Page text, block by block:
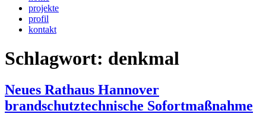
projekte
profil
kontakt
Schlagwort: denkmal
Neues Rathaus Hannover
brandschutztechnische Sofortmaßnahme